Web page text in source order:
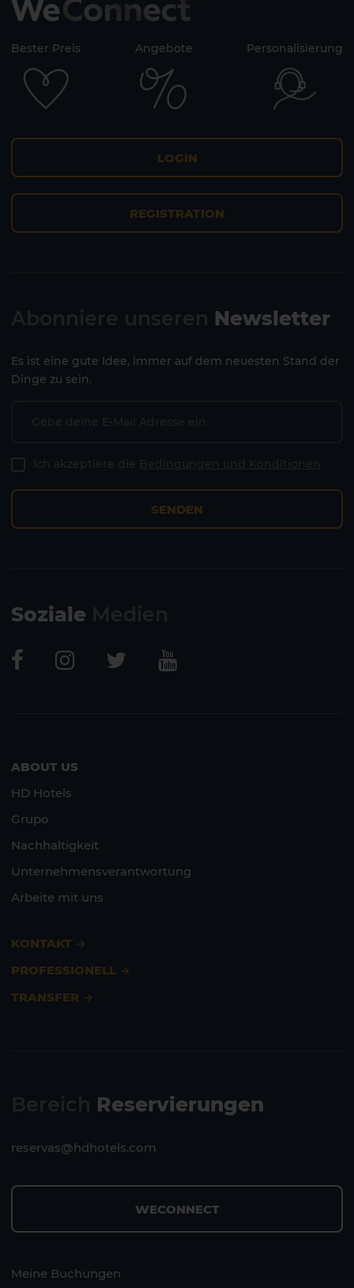
Bester Preis Angebote Personalisierung
LOGIN
REGISTRATION
Newsletter
Es ist eine gute Idee, immer auf dem neuesten Stand der
Dinge zu sein.
SENDEN
Soziale
ABOUT US
HD Hotels
Grupo
Nachhaltigkeit
Unternehmensverantwortung
Arbeite mit uns
KONTAKT
PROFESSIONELL
TRANSFER
Reservierungen
reservas@hdhotels.com
WECONNECT
Meine Buchungen